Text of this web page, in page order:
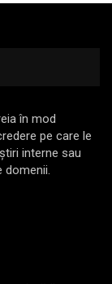
în mod
pe care le
interne sau
domenii.